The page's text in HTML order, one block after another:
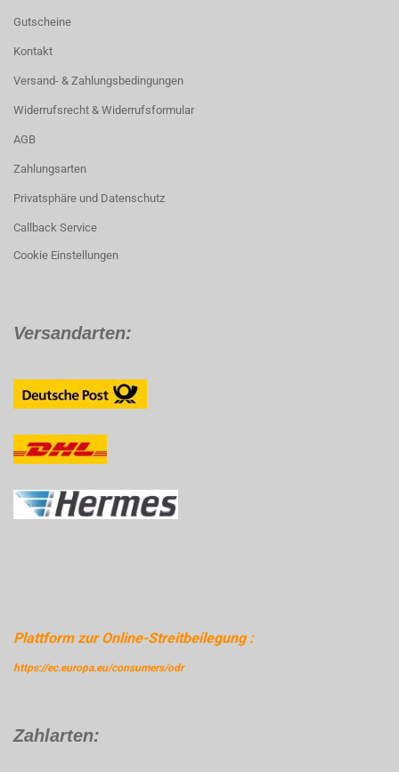
Gutscheine
Kontakt
Versand- & Zahlungsbedingungen
Widerrufsrecht & Widerrufsformular
AGB
Zahlungsarten
Privatsphäre und Datenschutz
Callback Service
Cookie Einstellungen
Versandarten:
Plattform zur Online-Streitbeilegung :
https://ec.europa.eu/consumers/odr
Zahlarten: